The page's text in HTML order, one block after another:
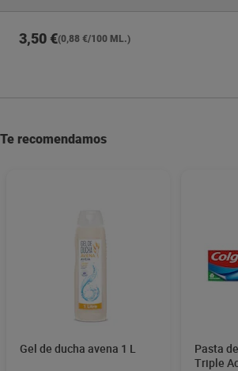
3,50 €(0,88 €/100 ML.)
Te recomendamos
Gel de ducha avena 1 L
Pasta
Triple